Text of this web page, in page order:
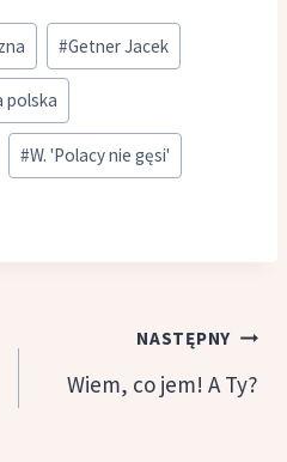
#Getner Jacek
polska
#W. 'Polacy nie gęsi'
NASTĘPNY
Wiem, co jem! A Ty?